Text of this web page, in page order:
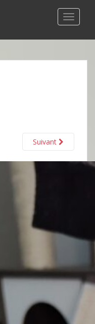
Toggle
Suivant